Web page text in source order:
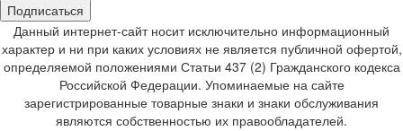
Подписаться
Данный интернет-сайт носит исключительно информационный
характер и ни при каких условиях не является публичной офертой,
определяемой положениями Статьи 437 (2) Гражданского кодекса
Российской Федерации. Упоминаемые на сайте
зарегистрированные товарные знаки и знаки обслуживания
являются собственностью их правообладателей.